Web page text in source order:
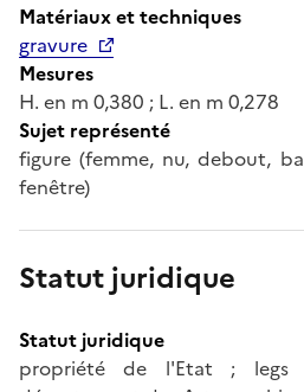
Matériaux et techniques
gravure
Mesures
H. en m 0,380 ; L. en m 0,278
Sujet représenté
figure (femme, nu, debout,
fenêtre)
Statut juridique
Statut juridique
propriété de l'Etat ; legs